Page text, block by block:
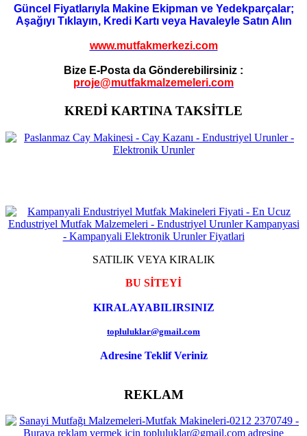
Güncel Fiyatlarıyla Makine Ekipman ve Yedekparçalar;
Aşağıyı Tıklayın, Kredi Kartı veya Havaleyle Satın Alın
www.mutfakmerkezi.com
Bize E-Posta da Gönderebilirsiniz :
proje@mutfakmalzemeleri.com
KREDİ KARTINA TAKSİTLE
SATILIK VEYA KIRALIK
BU SİTEYİ
KIRALAYABILIRSINIZ
topluluklar@gmail.com
Adresine Teklif Veriniz
REKLAM